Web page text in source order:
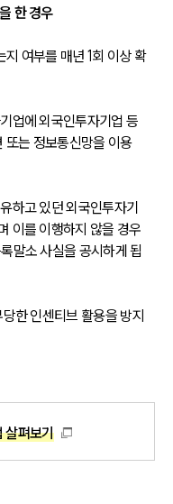
한 경우
여부를 매년 1회 이상 확
업에 외국인투자기업 등
또는 정보통신망을 이용
하고 있던 외국인투자기
이를 이행하지 않을 경우
말소 사실을 공시하게 됩
한 인센티브 활용을 방지
살펴보기